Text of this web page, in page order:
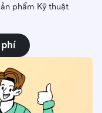
phẩm Kỹ thuật
phí